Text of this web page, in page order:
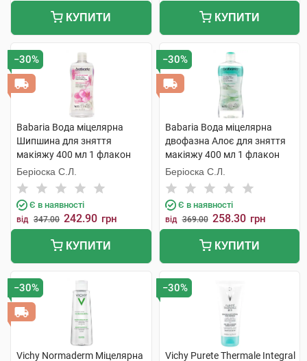
КУПИТИ КУПИТИ
−30%
Babaria Вода міцелярна
Шипшина для зняття
макіяжу 400 мл 1 флакон
Беріоска С.Л.
Є в наявності
від 347.00 242.90 грн
КУПИТИ
−30%
Babaria Вода міцелярна
двофазна Алоє для зняття
макіяжу 400 мл 1 флакон
Беріоска С.Л.
Є в наявності
від 369.00 258.30 грн
КУПИТИ
−30%
Vichy Normaderm Міцелярна
−30%
Vichy Purete Thermale Integral